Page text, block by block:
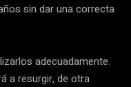
sin dar una correcta
adecuadamente.
a resurgir, de otra